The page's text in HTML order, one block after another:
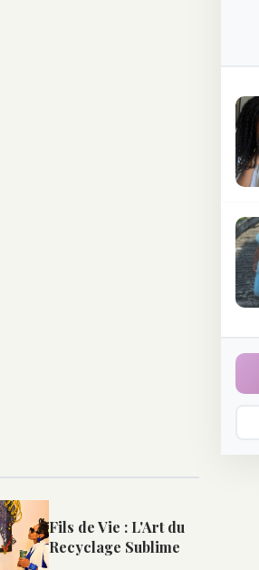
Fils de Vie : L'Art du
Recyclage Sublime